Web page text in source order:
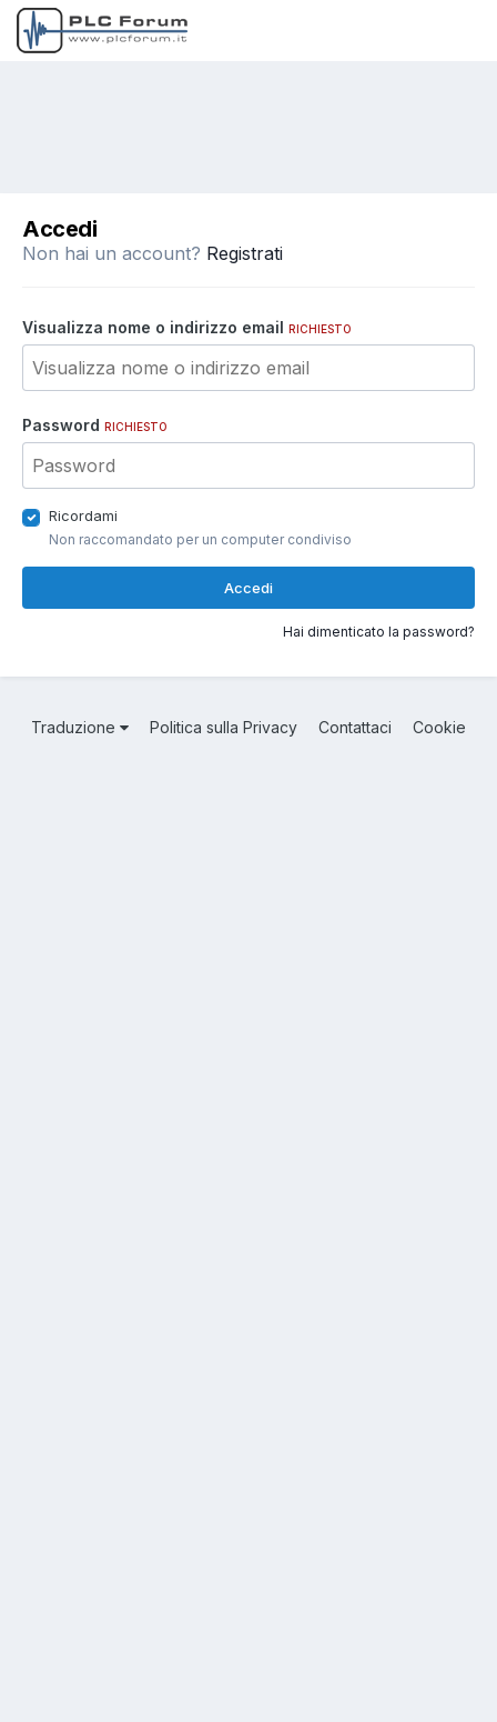
Accedi
Non hai un account? Registrati
Visualizza nome o indirizzo email RICHIESTO
Password RICHIESTO
Ricordami
Non raccomandato per un computer condiviso
Accedi
Hai dimenticato la password?
Traduzione Politica sulla Privacy Contattaci Cookie